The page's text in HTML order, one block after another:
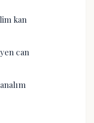
kan
can